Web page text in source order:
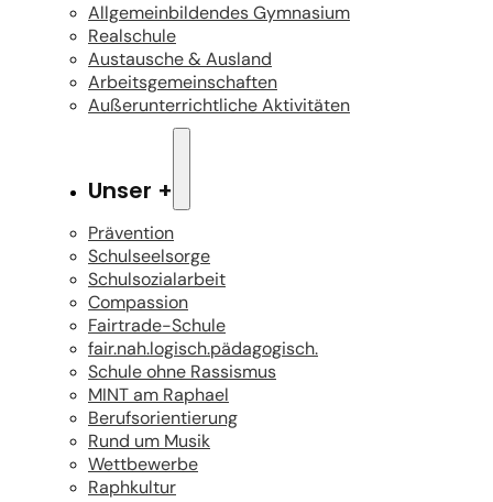
Allgemeinbildendes Gymnasium
Realschule
Austausche & Ausland
Arbeitsgemeinschaften
Außerunterrichtliche Aktivitäten
Unser +
Prävention
Schulseelsorge
Schulsozialarbeit
Compassion
Fairtrade-Schule
fair.nah.logisch.pädagogisch.
Schule ohne Rassismus
MINT am Raphael
Berufsorientierung
Rund um Musik
Wettbewerbe
Raphkultur